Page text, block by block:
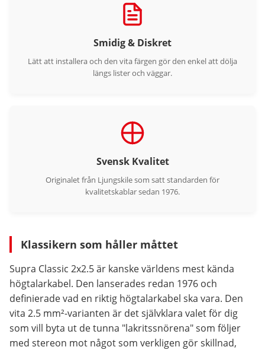
Smidig & Diskret
Lätt att installera och den vita färgen gör den enkel att dölja
längs lister och väggar.
Svensk Kvalitet
Originalet från Ljungskile som satt standarden för
kvalitetskablar sedan 1976.
Klassikern som håller måttet
Supra Classic 2x2.5 är kanske världens mest kända
högtalarkabel. Den lanserades redan 1976 och
definierade vad en riktig högtalarkabel ska vara. Den
vita 2.5 mm²-varianten är det självklara valet för dig
som vill byta ut de tunna "lakritssnörena" som följer
med stereon mot något som verkligen gör skillnad,